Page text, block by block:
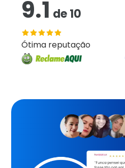
9.1 de10
Ótima reputação